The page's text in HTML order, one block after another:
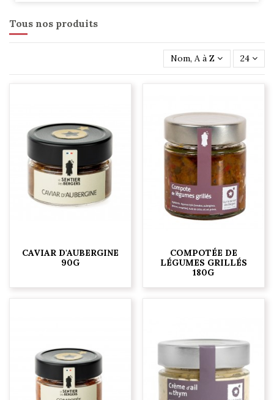
Tous nos produits
Nom, A à Z 24
CAVIAR D'AUBERGINE
90G
COMPOTÉE DE
LÉGUMES GRILLÉS
180G